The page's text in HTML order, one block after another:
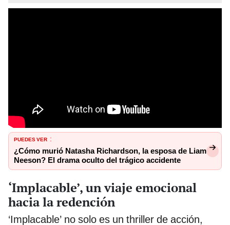
PUEDES VER :
¿Cómo murió Natasha Richardson, la esposa de Liam
Neeson? El drama oculto del trágico accidente
‘Implacable’, un viaje emocional
hacia la redención
‘Implacable’ no solo es un thriller de acción,